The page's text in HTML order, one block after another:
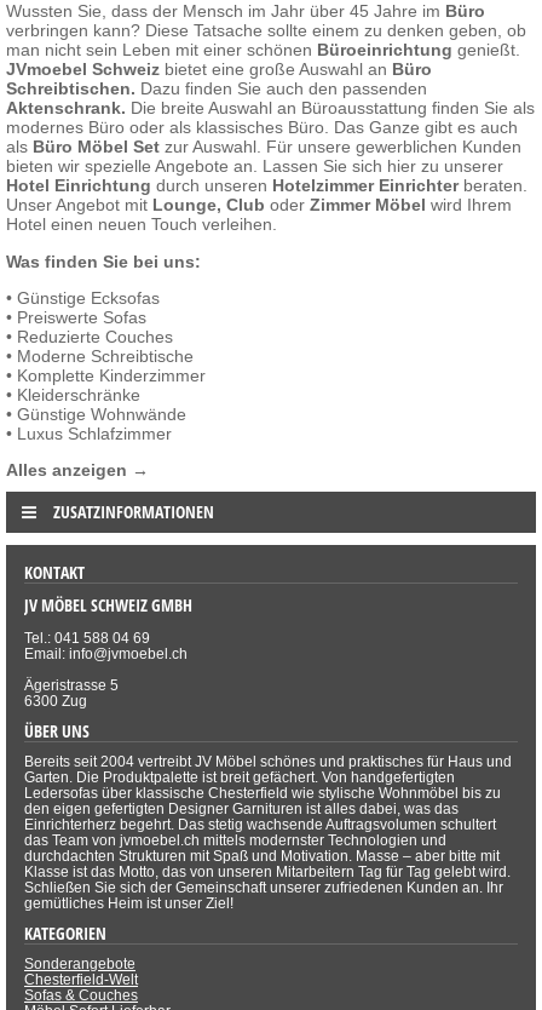
Wussten Sie, dass der Mensch im Jahr über 45 Jahre im Büro
verbringen kann? Diese Tatsache sollte einem zu denken geben, ob
man nicht sein Leben mit einer schönen Büroeinrichtung genießt.
JVmoebel Schweiz bietet eine große Auswahl an Büro
Schreibtischen. Dazu finden Sie auch den passenden
Aktenschrank. Die breite Auswahl an Büroausstattung finden Sie als
modernes Büro oder als klassisches Büro. Das Ganze gibt es auch
als Büro Möbel Set zur Auswahl. Für unsere gewerblichen Kunden
bieten wir spezielle Angebote an. Lassen Sie sich hier zu unserer
Hotel Einrichtung durch unseren Hotelzimmer Einrichterberaten.
Unser Angebot mit Lounge, Club oder Zimmer Möbel wird Ihrem
Hotel einen neuen Touch verleihen.
Was finden Sie bei uns:
• Günstige Ecksofas
• Preiswerte Sofas
• Reduzierte Couches
• Moderne Schreibtische
• Komplette Kinderzimmer
• Kleiderschränke
• Günstige Wohnwände
• Luxus Schlafzimmer
Alles anzeigen →
ZUSATZINFORMATIONEN
KONTAKT
JV MÖBEL SCHWEIZ GMBH
Tel.: 041 588 04 69
Email: info@jvmoebel.ch
Ägeristrasse 5
6300 Zug
ÜBER UNS
Bereits seit 2004 vertreibt JV Möbel schönes und praktisches für Haus und
Garten. Die Produktpalette ist breit gefächert. Von handgefertigten
Ledersofas über klassische Chesterfield wie stylische Wohnmöbel bis zu
den eigen gefertigten Designer Garnituren ist alles dabei, was das
Einrichterherz begehrt. Das stetig wachsende Auftragsvolumen schultert
das Team von jvmoebel.ch mittels modernster Technologien und
durchdachten Strukturen mit Spaß und Motivation. Masse – aber bitte mit
Klasse ist das Motto, das von unseren Mitarbeitern Tag für Tag gelebt wird.
Schließen Sie sich der Gemeinschaft unserer zufriedenen Kunden an. Ihr
gemütliches Heim ist unser Ziel!
KATEGORIEN
Sonderangebote
Chesterfield-Welt
Sofas & Couches